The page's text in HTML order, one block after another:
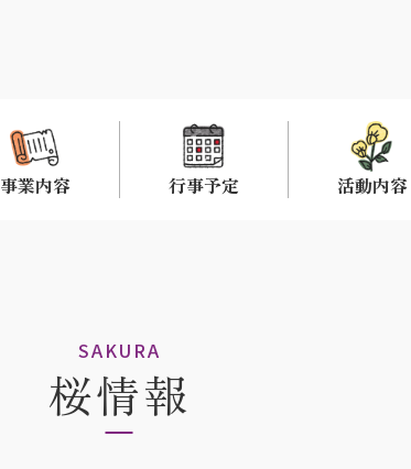
事業内容 行事予定 活動内容
SAKURA
桜情報